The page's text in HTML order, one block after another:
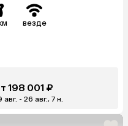
везде
198 001 ₽
авг. - 26 авг., 7 н.